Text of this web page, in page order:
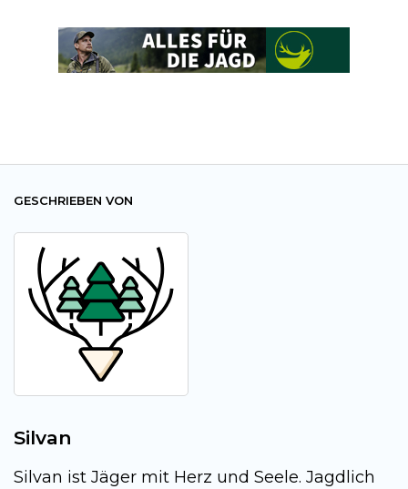
GESCHRIEBEN VON
Silvan
Silvan ist Jäger mit Herz und Seele. Jagdlich